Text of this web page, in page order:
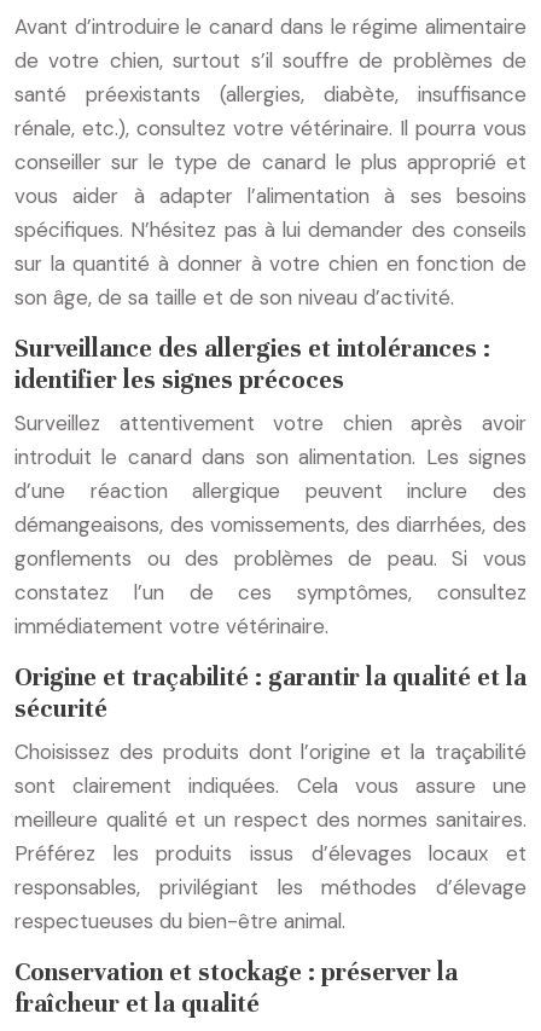
Avant d’introduire le canard dans le régime alimentaire
de votre chien, surtout s’il souffre de problèmes de
santé préexistants (allergies, diabète, insuffisance
rénale, etc.), consultez votre vétérinaire. Il pourra vous
conseiller sur le type de canard le plus approprié et
vous aider à adapter l’alimentation à ses besoins
spécifiques. N’hésitez pas à lui demander des conseils
sur la quantité à donner à votre chien en fonction de
son âge, de sa taille et de son niveau d’activité.
Surveillance des allergies et intolérances :
identifier les signes précoces
Surveillez attentivement votre chien après avoir
introduit le canard dans son alimentation. Les signes
d’une réaction allergique peuvent inclure des
démangeaisons, des vomissements, des diarrhées, des
gonflements ou des problèmes de peau. Si vous
constatez l’un de ces symptômes, consultez
immédiatement votre vétérinaire.
Origine et traçabilité : garantir la qualité et la
sécurité
Choisissez des produits dont l’origine et la traçabilité
sont clairement indiquées. Cela vous assure une
meilleure qualité et un respect des normes sanitaires.
Préférez les produits issus d’élevages locaux et
responsables, privilégiant les méthodes d’élevage
respectueuses du bien-être animal.
Conservation et stockage : préserver la
fraîcheur et la qualité